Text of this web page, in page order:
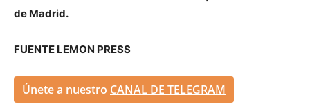
de Madrid.
FUENTE LEMON PRESS
Únete a nuestro CANAL DE TELEGRAM